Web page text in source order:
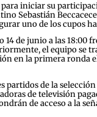
iniciar su
Sebastián
uno de los cupos
de junio a las
el equipo se
en la primera ronda
partidos de la
de televisión
de acceso a la